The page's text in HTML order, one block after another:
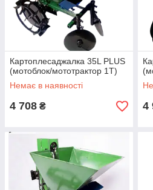
Картоплесаджалка 35L PLUS
(мотоблок/мототрактор 1Т)
Немає в наявності
4 708 ₴ 4